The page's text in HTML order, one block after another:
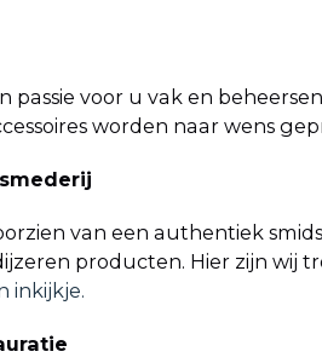
passie voor u vak en
worden naar wens
van een authentiek
producten. Hier zijn wij
inkijkje.